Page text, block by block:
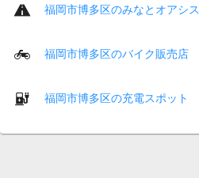
福岡市博多区のみなとオアシス
福岡市博多区のバイク販売店
福岡市博多区の充電スポット